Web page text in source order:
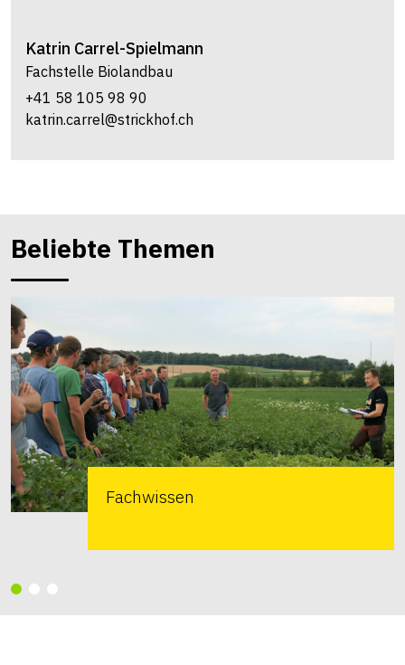
Katrin Carrel-Spielmann
Fachstelle Biolandbau
+41 58 105 98 90
katrin.carrel@strickhof.ch
Beliebte Themen
Fachwissen